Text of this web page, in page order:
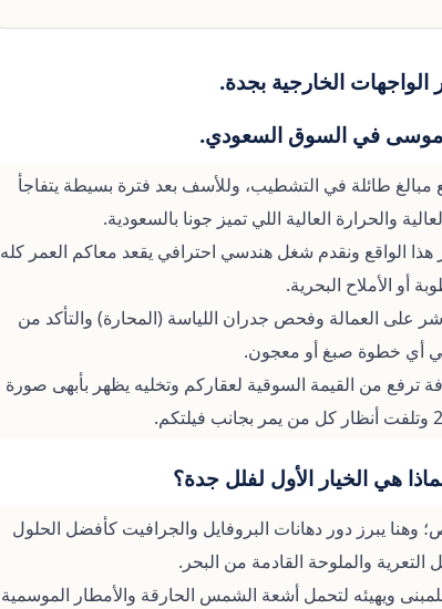
الواجهات الخارجية بجدة.
في السوق السعودي.
طائلة في التشطيب، وللأسف بعد فترة بسيطة يتفاجأ
والحرارة العالية اللي تميز جونا بالسعودية.
الواقع ونقدم شغل هندسي احترافي يقعد معاكم العمر كله
أو الأملاح البحرية.
على العمالة وفحص جدران اللياسة (المحارة) والتأكد من
في أي خطوة صبغ أو معجون.
من القيمة السوقية لعقاركم وتخليه يظهر بأبهى صورة
هي الخيار الأول لفلل جدة؟
وهنا يبرز دور دهانات البروفايل والجرافيت كأفضل الحلول
التعرية والملوحة القادمة من البحر.
ويهيئه لتحمل أشعة الشمس الحارقة والأمطار الموسمية